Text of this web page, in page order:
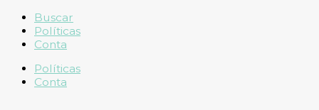
Buscar
Políticas
Conta
Políticas
Conta